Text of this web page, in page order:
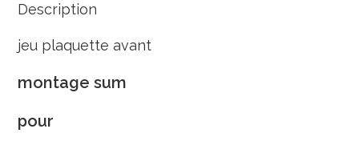
Description
jeu plaquette avant
montage sum
pour